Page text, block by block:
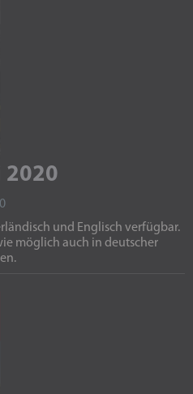
2020
und Englisch verfügbar.
möglich auch in deutscher